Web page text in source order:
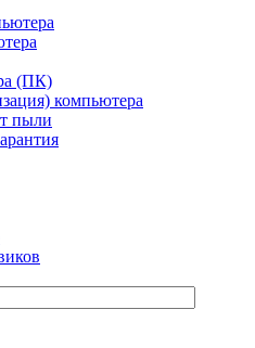
(ПК)
компьютера
пыли